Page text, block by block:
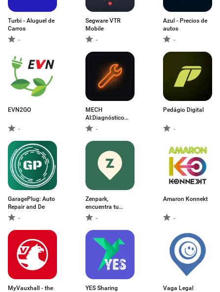
Turbi - Aluguel de
Carros
-
Segware VTR
Mobile
-
Azul - Precios de
autos
-
EVN2GO
-
MECH
AI:Diagnóstico
reparación
-
Pedágio Digital
-
GaragePlug: Auto
Repair and De
-
Zenpark,
encuentra tu
parking
-
Amaron Konnekt
-
MyVauxhall - the
YES Sharing Vaga Legal